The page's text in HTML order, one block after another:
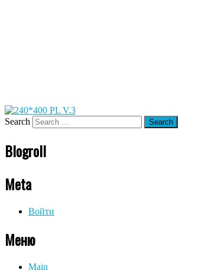
Search
Blogroll
Meta
Войти
Меню
Main